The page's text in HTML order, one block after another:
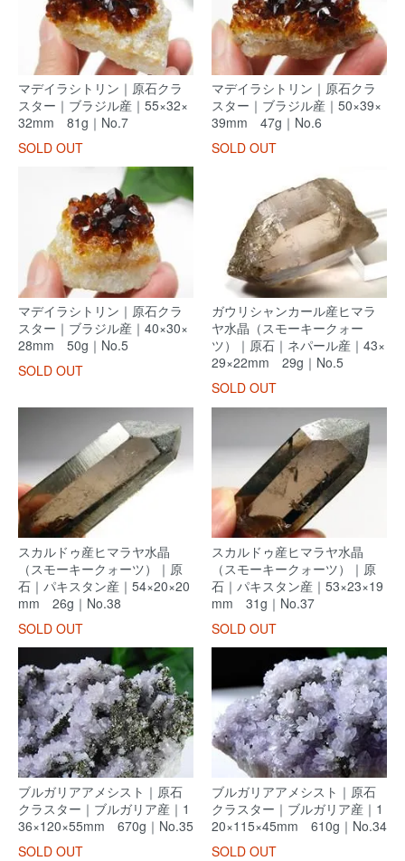
マデイラシトリン｜原石クラ
スター｜ブラジル産｜55×32×
32mm 81g｜No.7
SOLD OUT
マデイラシトリン｜原石クラ
スター｜ブラジル産｜50×39×
39mm 47g｜No.6
SOLD OUT
マデイラシトリン｜原石クラ
スター｜ブラジル産｜40×30×
28mm 50g｜No.5
SOLD OUT
ガウリシャンカール産ヒマラ
ヤ水晶（スモーキークォー
ツ）｜原石｜ネパール産｜43×
29×22mm 29g｜No.5
SOLD OUT
スカルドゥ産ヒマラヤ水晶
（スモーキークォーツ）｜原
石｜パキスタン産｜54×20×20
mm 26g｜No.38
SOLD OUT
スカルドゥ産ヒマラヤ水晶
（スモーキークォーツ）｜原
石｜パキスタン産｜53×23×19
mm 31g｜No.37
SOLD OUT
ブルガリアアメシスト｜原石
クラスター｜ブルガリア産｜1
36×120×55mm 670g｜No.35
SOLD OUT
ブルガリアアメシスト｜原石
クラスター｜ブルガリア産｜1
20×115×45mm 610g｜No.34
SOLD OUT